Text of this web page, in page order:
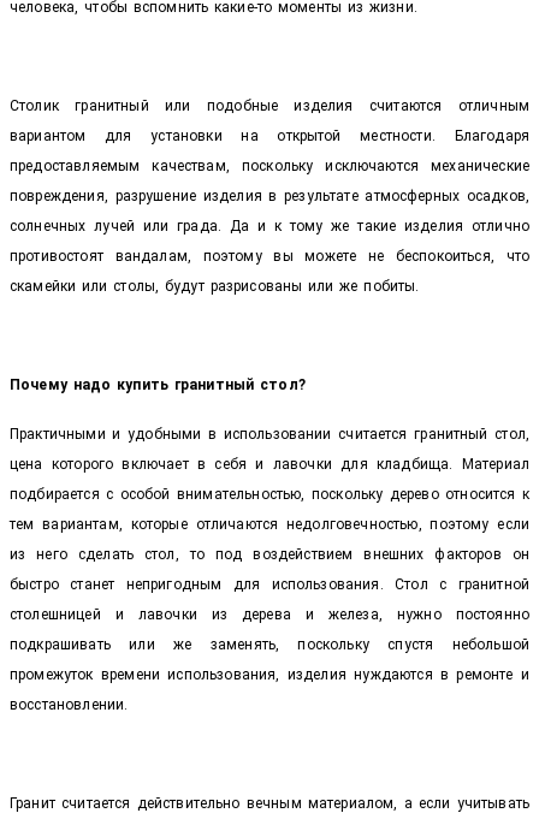
человека, чтобы вспомнить какие-то моменты из жизни.
Столик гранитный или подобные изделия считаются отличным
вариантом для установки на открытой местности. Благодаря
предоставляемым качествам, поскольку исключаются механические
повреждения, разрушение изделия в результате атмосферных осадков,
солнечных лучей или града. Да и к тому же такие изделия отлично
противостоят вандалам, поэтому вы можете не беспокоиться, что
скамейки или столы, будут разрисованы или же побиты.
Почему надо купить гранитный стол?
Практичными и удобными в использовании считается гранитный стол,
цена которого включает в себя и лавочки для кладбища. Материал
подбирается с особой внимательностью, поскольку дерево относится к
тем вариантам, которые отличаются недолговечностью, поэтому если
из него сделать стол, то под воздействием внешних факторов он
быстро станет непригодным для использования. Стол с гранитной
столешницей и лавочки из дерева и железа, нужно постоянно
подкрашивать или же заменять, поскольку спустя небольшой
промежуток времени использования, изделия нуждаются в ремонте и
восстановлении.
Гранит считается действительно вечным материалом, а если учитывать